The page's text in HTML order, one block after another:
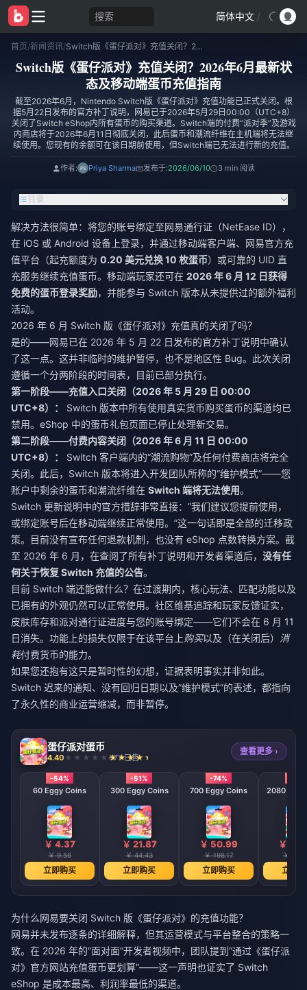
搜索 简体中文 /
首页/新闻资讯/ Switch版《蛋仔派对》充值关闭？2026年6月最新状态及移动端蛋币充值指南
Switch版《蛋仔派对》充值关闭？2026年6月最新状
态及移动端蛋币充值指南
截至2026年6月，Nintendo Switch版《蛋仔派对》充值功能已正式关闭。根
据5月22日发布的官方补丁说明，网易已于2026年5月29日00:00（UTC+8）
关闭了Switch eShop内所有蛋币的购买渠道。Switch端的付费“派对季”及游戏
内商店将于2026年6月11日彻底关闭，此后蛋币和潮流纤维在主机端将无法继
续使用。您现有的余额可在该日期前使用，但Switch端已无法进行新的充值。
作者: Priya Sharma 发布于:2026/06/10 3 min 阅读
目录
解决方法很简单：将您的账号绑定至网易通行证（NetEase ID），
在 iOS 或 Android 设备上登录，并通过移动端客户端、网易官方充
值平台（起充额度为 0.20 美元兑换 10 枚蛋币）或可靠的 UID 直
充服务继续充值蛋币。移动端玩家还可在 2026 年 6 月 12 日获得
免费的蛋币登录奖励，并能参与 Switch 版本从未提供过的额外福利
活动。
2026 年 6 月 Switch 版《蛋仔派对》充值真的关闭了吗？
是的——网易已在 2026 年 5 月 22 日发布的官方补丁说明中确认
了这一点。这并非临时的维护暂停，也不是地区性 Bug。此次关闭
遵循一个分两阶段的时间表，目前已部分执行。
第一阶段——充值入口关闭（2026 年 5 月 29 日 00:00
UTC+8）：
Switch 版本中所有使用真实货币购买蛋币的渠道均已
禁用。eShop 中的蛋币礼包页面已停止处理新交易。
第二阶段——付费内容关闭（2026 年 6 月 11 日 00:00
UTC+8）：
Switch 客户端内的“潮流购物”及任何付费商店将完全
关闭。此后，Switch 版本将进入开发团队所称的“维护模式”——您
账户中剩余的蛋币和潮流纤维在 Switch 端将无法使用。
Switch 更新说明中的官方措辞非常直接：“我们建议您提前使用，
或绑定账号后在移动端继续正常使用。”这一句话即是全部的迁移政
策。目前没有宣布任何退款机制，也没有 eShop 点数转换方案。截
至 2026 年 6 月，在查阅了所有补丁说明和开发者渠道后， 没有任
何关于恢复 Switch 充值的公告。
目前 Switch 端还能做什么？在过渡期内，核心玩法、匹配功能以及
已拥有的外观仍然可以正常使用。社区维基追踪和玩家反馈证实，
皮肤库存和派对通行证进度与您的账号绑定——它们不会在 6 月 11
日消失。功能上的损失仅限于在该平台上购买以及（在关闭后）
消
耗付费货币的能力。
如果您还抱有这只是暂时性的幻想，证据表明事实并非如此。
Switch 迟来的通知、没有回归日期以及“维护模式”的表述，都指向
了永久性的商业运营缩减，而非暂停。
蛋仔派对蛋币
4.40 677 已售
查看更多 ›
-54%
60 Eggy Coins
￥ 4.37
￥ 9.56
立即购买
-51%
300 Eggy Coins
￥ 21.87
￥ 44.43
立即购买
-74%
700 Eggy Coins
￥ 50.99
￥ 198.17
立即购买
￥
￥
立即
为什么网易要关闭 Switch 版《蛋仔派对》的充值功能？
网易并未发布逐条的详细解释，但其运营模式与平台整合的策略一
致。在 2026 年的“面对面”开发者视频中，团队提到“通过《蛋仔派
对》官方网站充值蛋币更划算”——这一声明也证实了 Switch
eShop 是成本最高、利润率最低的渠道。